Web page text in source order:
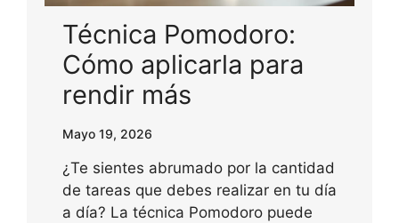
Técnica Pomodoro:
Cómo aplicarla para
rendir más
Mayo 19, 2026
¿Te sientes abrumado por la cantidad
de tareas que debes realizar en tu día
a día? La técnica Pomodoro puede